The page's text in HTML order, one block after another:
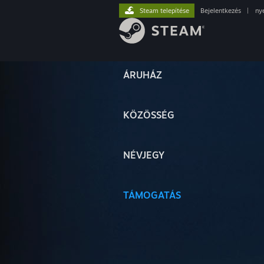
ÁRUHÁZ
KÖZÖSSÉG
NÉVJEGY
TÁMOGATÁS
Steam telepítése Bejelentkezés